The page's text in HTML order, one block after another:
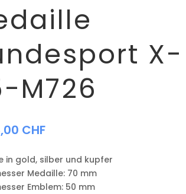
X-
M726
CHF
in gold, silber und kupfer
Medaille: 70 mm
Emblem: 50 mm